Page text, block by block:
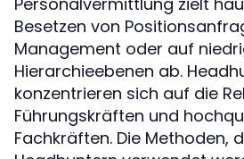
Besetzen von
Management oder auf
Hierarchieebenen ab.
konzentrieren sich auf die
Führungskräften und
Fachkräften. Die Methoden,